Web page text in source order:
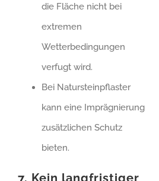
die Fläche nicht bei
extremen
Wetterbedingungen
verfugt wird.
Bei Natursteinpflaster
kann eine Imprägnierung
zusätzlichen Schutz
bieten.
7. Kein langfristiger